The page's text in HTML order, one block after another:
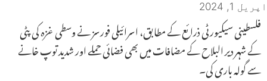
اپریل 1, 2024
فلسطینی سیکیورٹی ذرائع کے مطابق، اسرائیلی فورسز نے وسطی غزہ کی پٹی
کے شہر دیر البلاح کے مضافات میں بھی فضائی حملے اور شدید توپ خانے
سے گولہ باری کی۔